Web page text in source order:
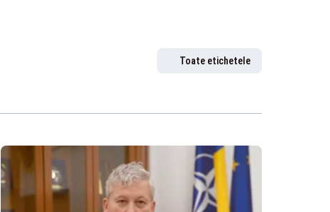
Toate etichetele